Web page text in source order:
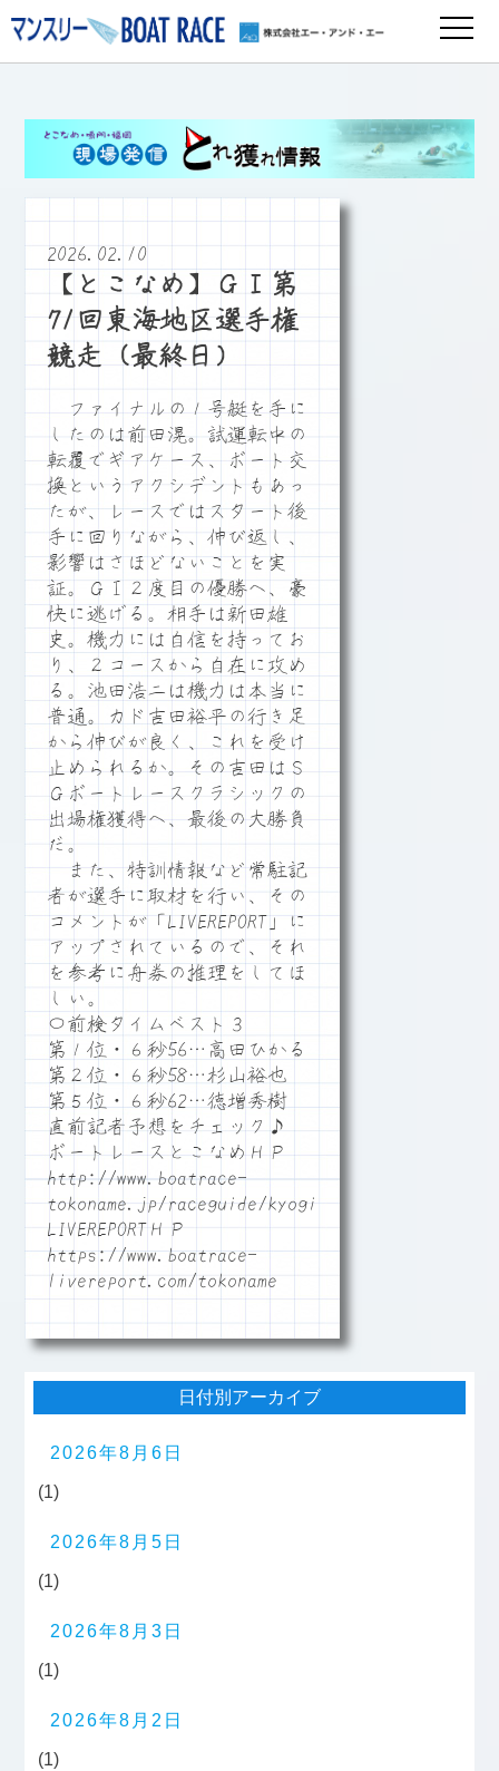
2026.02.10
【とこなめ】ＧⅠ第
71回東海地区選手権
競走（最終日）
ファイナルの１号艇を手に
したのは前田滉。試運転中の
転覆でギアケース、ボート交
換というアクシデントもあっ
たが、レースではスタート後
手に回りながら、伸び返し、
影響はさほどないことを実
証。ＧⅠ２度目の優勝へ、豪
快に逃げる。相手は新田雄
史。機力には自信を持ってお
り、２コースから自在に攻め
る。池田浩二は機力は本当に
普通。カド吉田裕平の行き足
から伸びが良く、これを受け
止められるか。その吉田はＳ
Ｇボートレースクラシックの
出場権獲得へ、最後の大勝負
だ。
また、特訓情報など常駐記
者が選手に取材を行い、その
コメントが「LIVEREPORT」に
アップされているので、それ
を参考に舟券の推理をしてほ
しい。
〇前検タイムベスト３
第１位・６秒56…高田ひかる
第２位・６秒58…杉山裕也
第５位・６秒62…徳増秀樹
直前記者予想をチェック♪
ボートレースとこなめＨＰ
http://www.boatrace-
tokoname.jp/raceguide/kyogi06
LIVEREPORTＨＰ
https://www.boatrace-
livereport.com/tokoname
日付別アーカイブ
2026年8月6日
(1)
2026年8月5日
(1)
2026年8月3日
(1)
2026年8月2日
(1)